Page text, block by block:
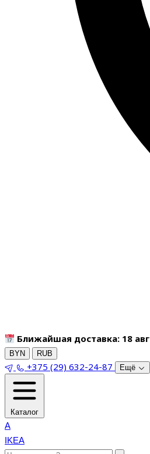
Ближайшая доставка: 18
BYN RUB
+375 (29) 632-24-87 Ещё
Каталог
A
IKEA